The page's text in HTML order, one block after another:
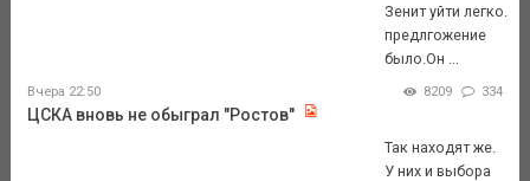
Зенит уйти легко.
предлгожение
было.Он ...
Вчера 22:50 8209 334
ЦСКА вновь не обыграл "Ростов"
Так находят же.
У них и выбора